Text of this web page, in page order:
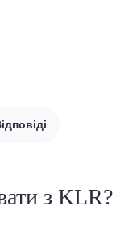
з KLR?